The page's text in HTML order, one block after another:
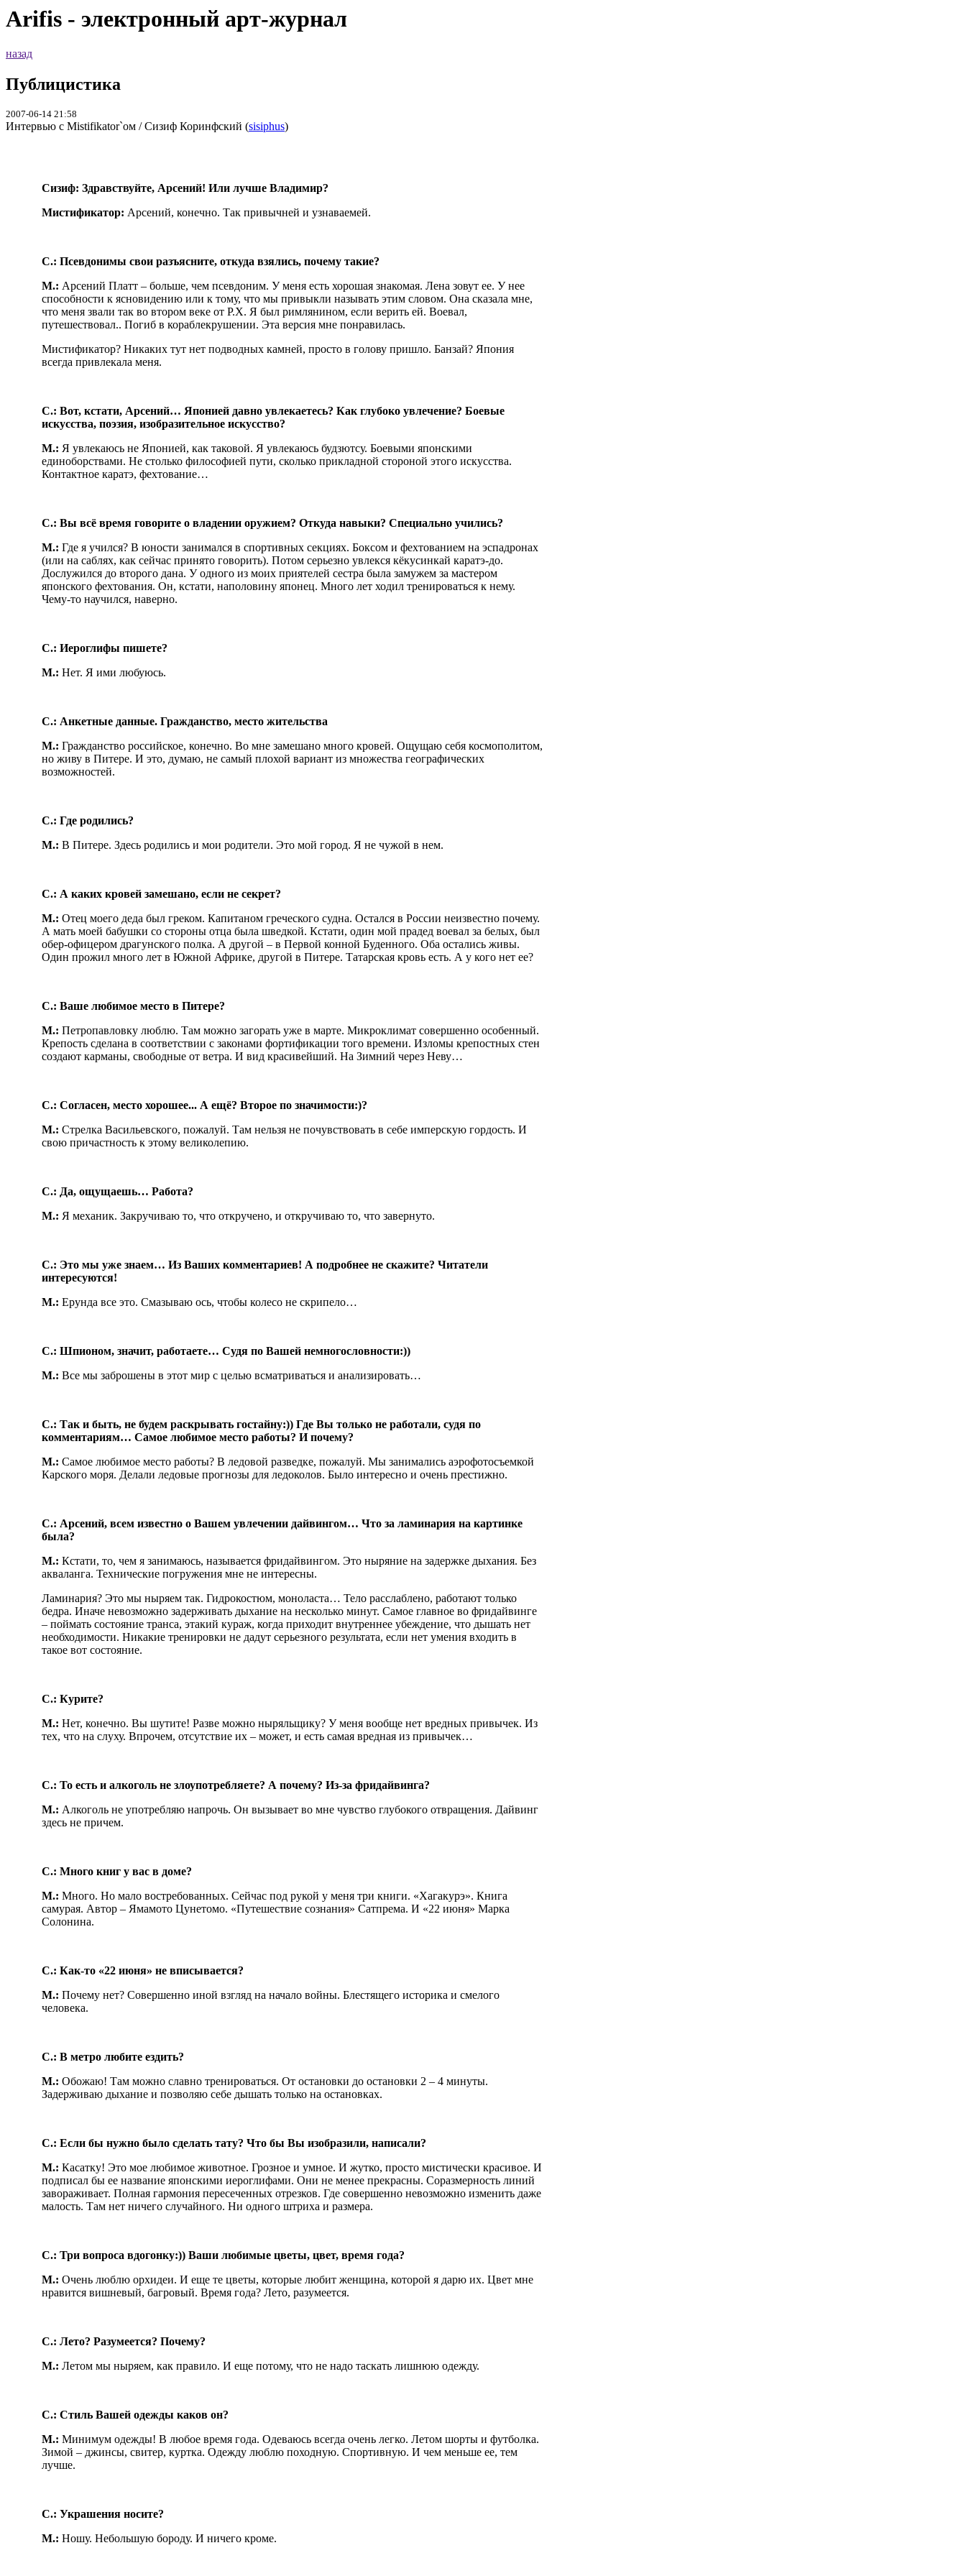
Arifis - электронный арт-журнал
назад
Публицистика
2007-06-14 21:58
Интервью с Mistifikator`ом / Сизиф Коринфский (sisiphus)
Сизиф: Здравствуйте, Арсений! Или лучше Владимир?
Мистификатор: Арсений, конечно. Так привычней и узнаваемей.
С.: Псевдонимы свои разъясните, откуда взялись, почему такие?
М.: Арсений Платт – больше, чем псевдоним. У меня есть хорошая знакомая. Лена зовут ее. У нее
способности к ясновидению или к тому, что мы привыкли называть этим словом. Она сказала мне,
что меня звали так во втором веке от Р.Х. Я был римлянином, если верить ей. Воевал,
путешествовал.. Погиб в кораблекрушении. Эта версия мне понравилась.
Мистификатор? Никаких тут нет подводных камней, просто в голову пришло. Банзай? Япония
всегда привлекала меня.
С.: Вот, кстати, Арсений… Японией давно увлекаетесь? Как глубоко увлечение? Боевые
искусства, поэзия, изобразительное искусство?
М.: Я увлекаюсь не Японией, как таковой. Я увлекаюсь будзютсу. Боевыми японскими
единоборствами. Не столько философией пути, сколько прикладной стороной этого искусства.
Контактное каратэ, фехтование…
С.: Вы всё время говорите о владении оружием? Откуда навыки? Специально учились?
М.: Где я учился? В юности занимался в спортивных секциях. Боксом и фехтованием на эспадронах
(или на саблях, как сейчас принято говорить). Потом серьезно увлекся кёкусинкай каратэ-до.
Дослужился до второго дана. У одного из моих приятелей сестра была замужем за мастером
японского фехтования. Он, кстати, наполовину японец. Много лет ходил тренироваться к нему.
Чему-то научился, наверно.
С.: Иероглифы пишете?
М.: Нет. Я ими любуюсь.
С.: Анкетные данные. Гражданство, место жительства
М.: Гражданство российское, конечно. Во мне замешано много кровей. Ощущаю себя космополитом,
но живу в Питере. И это, думаю, не самый плохой вариант из множества географических
возможностей.
С.: Где родились?
М.: В Питере. Здесь родились и мои родители. Это мой город. Я не чужой в нем.
С.: А каких кровей замешано, если не секрет?
М.: Отец моего деда был греком. Капитаном греческого судна. Остался в России неизвестно почему.
А мать моей бабушки со стороны отца была шведкой. Кстати, один мой прадед воевал за белых, был
обер-офицером драгунского полка. А другой – в Первой конной Буденного. Оба остались живы.
Один прожил много лет в Южной Африке, другой в Питере. Татарская кровь есть. А у кого нет ее?
С.: Ваше любимое место в Питере?
М.: Петропавловку люблю. Там можно загорать уже в марте. Микроклимат совершенно особенный.
Крепость сделана в соответствии с законами фортификации того времени. Изломы крепостных стен
создают карманы, свободные от ветра. И вид красивейший. На Зимний через Неву…
С.: Согласен, место хорошее... А ещё? Второе по значимости:)?
М.: Стрелка Васильевского, пожалуй. Там нельзя не почувствовать в себе имперскую гордость. И
свою причастность к этому великолепию.
С.: Да, ощущаешь… Работа?
М.: Я механик. Закручиваю то, что откручено, и откручиваю то, что завернуто.
С.: Это мы уже знаем… Из Ваших комментариев! А подробнее не скажите? Читатели
интересуются!
М.: Ерунда все это. Смазываю ось, чтобы колесо не скрипело…
С.: Шпионом, значит, работаете… Судя по Вашей немногословности:))
М.: Все мы заброшены в этот мир с целью всматриваться и анализировать…
С.: Так и быть, не будем раскрывать гостайну:)) Где Вы только не работали, судя по
комментариям… Самое любимое место работы? И почему?
М.: Самое любимое место работы? В ледовой разведке, пожалуй. Мы занимались аэрофотосъемкой
Карского моря. Делали ледовые прогнозы для ледоколов. Было интересно и очень престижно.
С.: Арсений, всем известно о Вашем увлечении дайвингом… Что за ламинария на картинке
была?
М.: Кстати, то, чем я занимаюсь, называется фридайвингом. Это ныряние на задержке дыхания. Без
акваланга. Технические погружения мне не интересны.
Ламинария? Это мы ныряем так. Гидрокостюм, моноласта… Тело расслаблено, работают только
бедра. Иначе невозможно задерживать дыхание на несколько минут. Самое главное во фридайвинге
– поймать состояние транса, этакий кураж, когда приходит внутреннее убеждение, что дышать нет
необходимости. Никакие тренировки не дадут серьезного результата, если нет умения входить в
такое вот состояние.
С.: Курите?
М.: Нет, конечно. Вы шутите! Разве можно ныряльщику? У меня вообще нет вредных привычек. Из
тех, что на слуху. Впрочем, отсутствие их – может, и есть самая вредная из привычек…
С.: То есть и алкоголь не злоупотребляете? А почему? Из-за фридайвинга?
М.: Алкоголь не употребляю напрочь. Он вызывает во мне чувство глубокого отвращения. Дайвинг
здесь не причем.
С.: Много книг у вас в доме?
М.: Много. Но мало востребованных. Сейчас под рукой у меня три книги. «Хагакурэ». Книга
самурая. Автор – Ямамото Цунетомо. «Путешествие сознания» Сатпрема. И «22 июня» Марка
Солонина.
С.: Как-то «22 июня» не вписывается?
М.: Почему нет? Совершенно иной взгляд на начало войны. Блестящего историка и смелого
человека.
С.: В метро любите ездить?
М.: Обожаю! Там можно славно тренироваться. От остановки до остановки 2 – 4 минуты.
Задерживаю дыхание и позволяю себе дышать только на остановках.
С.: Если бы нужно было сделать тату? Что бы Вы изобразили, написали?
М.: Касатку! Это мое любимое животное. Грозное и умное. И жутко, просто мистически красивое. И
подписал бы ее название японскими иероглифами. Они не менее прекрасны. Соразмерность линий
завораживает. Полная гармония пересеченных отрезков. Где совершенно невозможно изменить даже
малость. Там нет ничего случайного. Ни одного штриха и размера.
С.: Три вопроса вдогонку:)) Ваши любимые цветы, цвет, время года?
М.: Очень люблю орхидеи. И еще те цветы, которые любит женщина, которой я дарю их. Цвет мне
нравится вишневый, багровый. Время года? Лето, разумеется.
С.: Лето? Разумеется? Почему?
М.: Летом мы ныряем, как правило. И еще потому, что не надо таскать лишнюю одежду.
С.: Стиль Вашей одежды каков он?
М.: Минимум одежды! В любое время года. Одеваюсь всегда очень легко. Летом шорты и футболка.
Зимой – джинсы, свитер, куртка. Одежду люблю походную. Спортивную. И чем меньше ее, тем
лучше.
С.: Украшения носите?
М.: Ношу. Небольшую бороду. И ничего кроме.